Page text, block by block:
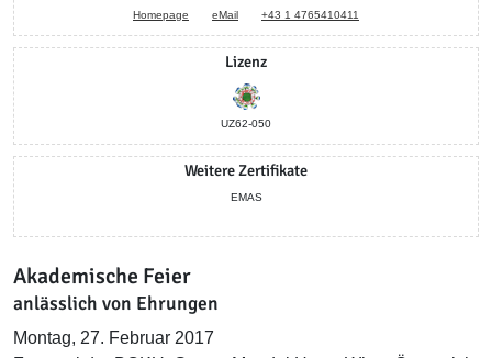
Homepage eMail +43 1 4765410411
Lizenz
UZ62-050
Weitere Zertifikate
EMAS
Akademische Feier
anlässlich von Ehrungen
Montag, 27. Februar 2017